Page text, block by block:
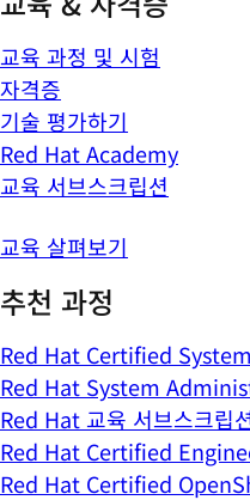
교육 과정 및 시험
자격증
기술 평가하기
Red Hat Academy
교육 서브스크립션
교육 살펴보기
추천 과정
Red Hat Certified
Red Hat System
Red Hat 교육 서브스크립
Red Hat Certified
Red Hat Certified